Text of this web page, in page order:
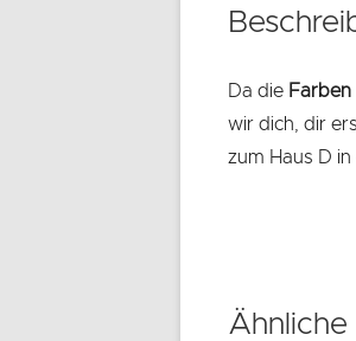
Da die
wir dich, dir
zum Haus D